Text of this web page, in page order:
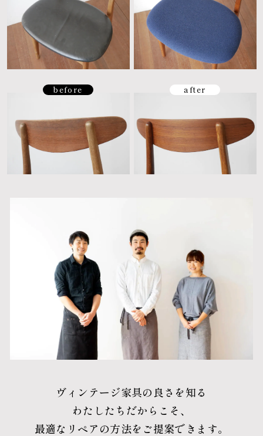
before after
ヴィンテージ家具の良さを知る
わたしたちだからこそ、
最適なリペアの方法をご提案できます。